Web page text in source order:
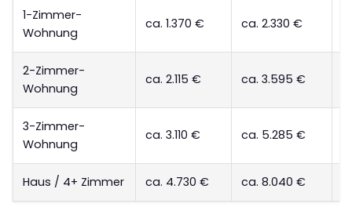
1-Zimmer-
Wohnung
ca. 1.370 € ca. 2.330 €
2-Zimmer-
Wohnung
ca. 2.115 € ca. 3.595 €
3-Zimmer-
Wohnung
ca. 3.110 € ca. 5.285 €
Haus / 4+ Zimmer ca. 4.730 € ca. 8.040 €